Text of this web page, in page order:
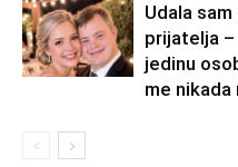
Udala
prijatelja
jedinu
me